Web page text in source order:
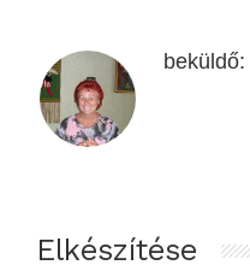
beküldő:
Elkészítése